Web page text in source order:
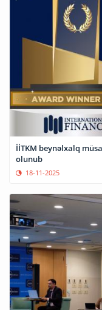
İİTKM beynəlxalq
olunub
18-11-2025